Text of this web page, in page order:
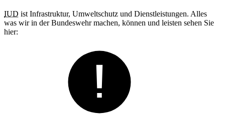
IUD ist Infrastruktur, Umweltschutz und Dienstleistungen. Alles
was wir in der Bundeswehr machen, können und leisten sehen Sie
hier: